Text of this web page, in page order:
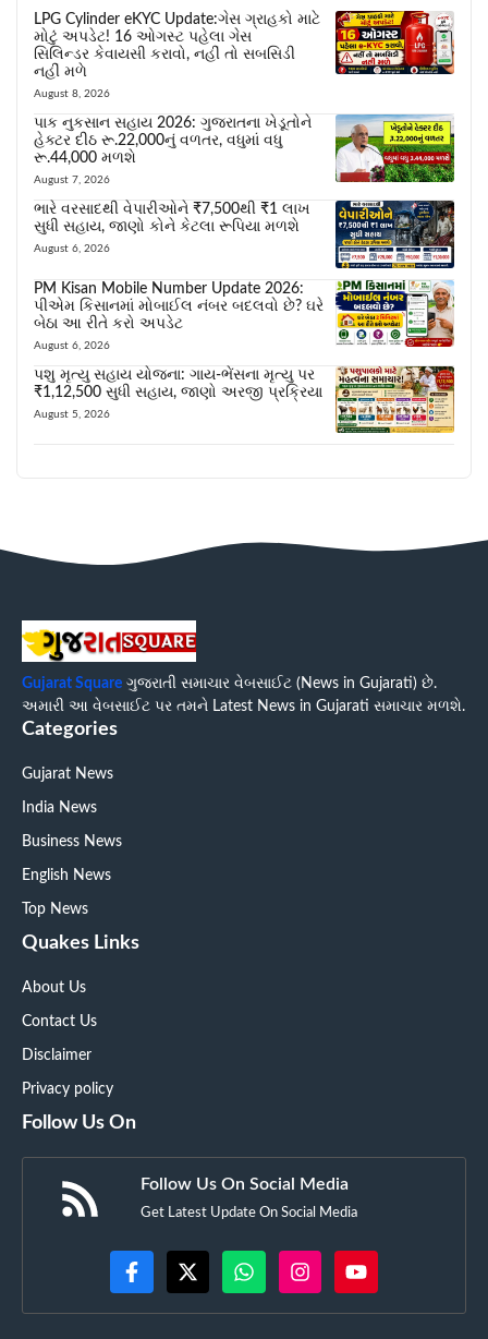
LPG Cylinder eKYC Update:ગેસ ગ્રાહકો માટે
મોટું અપડેટ! 16 ઓગસ્ટ પહેલા ગેસ
સિલિન્ડર કેવાયસી કરાવો, નહીં તો સબસિડી
નહીં મળે
August 8, 2026
પાક નુકસાન સહાય 2026: ગુજરાતના ખેડૂતોને
હેક્ટર દીઠ રૂ.22,000નું વળતર, વધુમાં વધુ
રૂ.44,000 મળશે
August 7, 2026
ભારે વરસાદથી વેપારીઓને ₹7,500થી ₹1 લાખ
સુધી સહાય, જાણો કોને કેટલા રૂપિયા મળશે
August 6, 2026
PM Kisan Mobile Number Update 2026:
પીએમ કિસાનમાં મોબાઈલ નંબર બદલવો છે? ઘરે
બેઠા આ રીતે કરો અપડેટ
August 6, 2026
પશુ મૃત્યુ સહાય યોજના: ગાય-ભેંસના મૃત્યુ પર
₹1,12,500 સુધી સહાય, જાણો અરજી પ્રક્રિયા
August 5, 2026
Gujarat Square ગુજરાતી સમાચાર વેબસાઈટ (News in Gujarati) છે.
અમારી આ વેબસાઈટ પર તમને Latest News in Gujarati સમાચાર મળશે.
Categories
Gujarat News
India News
Business News
English News
Top News
Quakes Links
About Us
Contact Us
Disclaimer
Privacy policy
Follow Us On
Follow Us On Social Media
Get Latest Update On Social Media